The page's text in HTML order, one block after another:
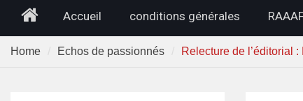
HomeAccueil conditions générales
Home Echos de passionnés Relecture de l’éditorial